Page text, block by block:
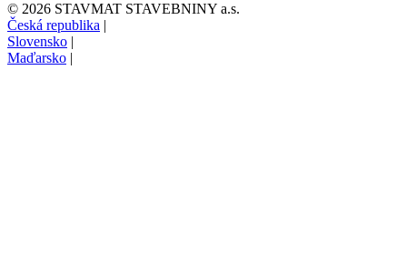
© 2026 STAVMAT STAVEBNINY a.s.
Česká republika |
Slovensko |
Maďarsko |